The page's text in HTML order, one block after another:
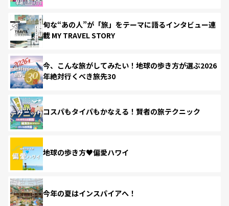
旬な“あの人”が「旅」をテーマに語るインタビュー連
載 MY TRAVEL STORY
今、こんな旅がしてみたい！地球の歩き方が選ぶ2026
年絶対行くべき旅先30
コスパもタイパもかなえる！賢者の旅テクニック
地球の歩き方♥偏愛ハワイ
今年の夏はインスパイアへ！